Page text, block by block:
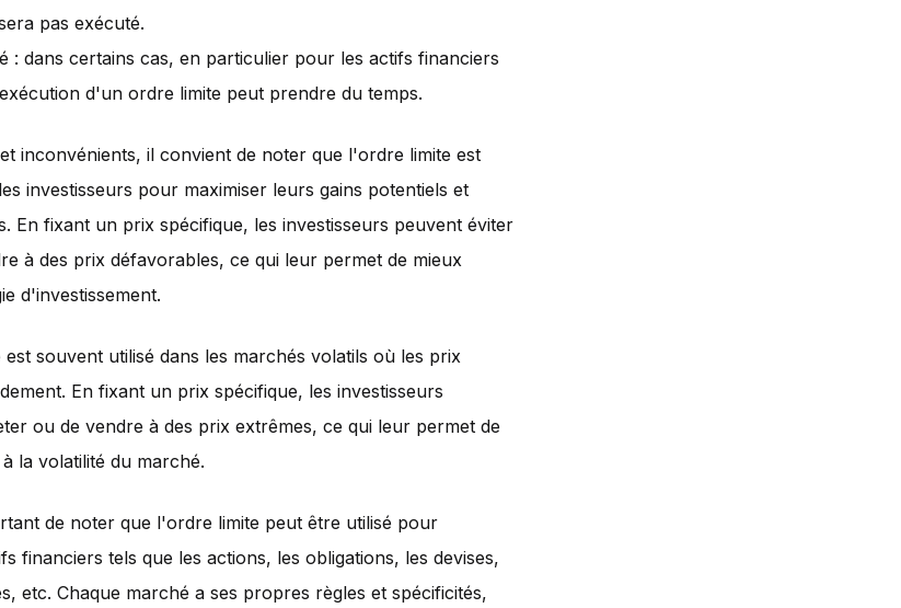
pas exécuté.
: dans certains cas, en particulier pour les actifs financiers
d'un ordre limite peut prendre du temps.
inconvénients, il convient de noter que l'ordre limite est
investisseurs pour maximiser leurs gains potentiels et
En fixant un prix spécifique, les investisseurs peuvent éviter
à des prix défavorables, ce qui leur permet de mieux
d'investissement.
souvent utilisé dans les marchés volatils où les prix
En fixant un prix spécifique, les investisseurs
ou de vendre à des prix extrêmes, ce qui leur permet de
la volatilité du marché.
de noter que l'ordre limite peut être utilisé pour
financiers tels que les actions, les obligations, les devises,
etc. Chaque marché a ses propres règles et spécificités,